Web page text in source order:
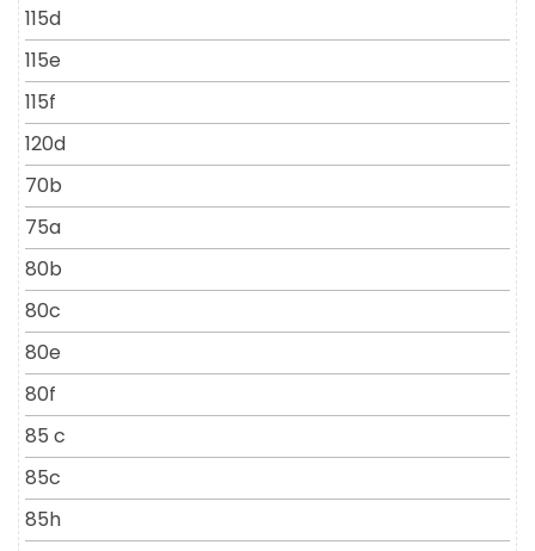
115d
115e
115f
120d
70b
75a
80b
80c
80e
80f
85 c
85c
85h